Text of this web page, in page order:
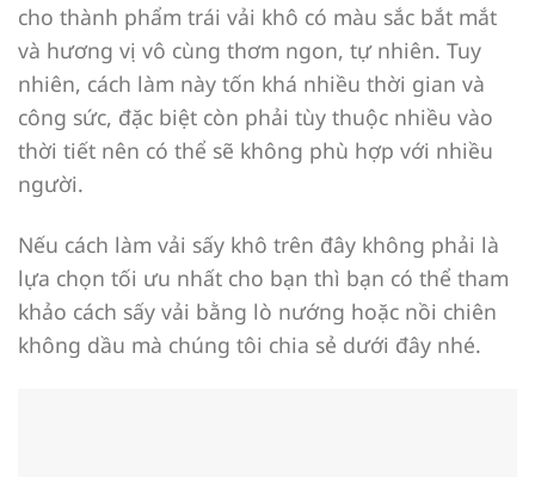
cho thành phẩm trái vải khô có màu sắc bắt mắt
và hương vị vô cùng thơm ngon, tự nhiên. Tuy
nhiên, cách làm này tốn khá nhiều thời gian và
công sức, đặc biệt còn phải tùy thuộc nhiều vào
thời tiết nên có thể sẽ không phù hợp với nhiều
người.
Nếu cách làm vải sấy khô trên đây không phải là
lựa chọn tối ưu nhất cho bạn thì bạn có thể tham
khảo cách sấy vải bằng lò nướng hoặc nồi chiên
không dầu mà chúng tôi chia sẻ dưới đây nhé.